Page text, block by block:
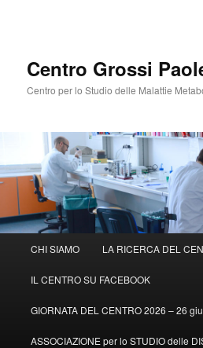
Centro Grossi
Centro per lo Studio delle Malattie
principale
Vai
al
contenuto
CHI SIAMO LA RICERCA DEL
IL CENTRO SU FACEBOOK
GIORNATA DEL CENTRO 2026 – 26
ASSOCIAZIONE per lo STUDIO delle